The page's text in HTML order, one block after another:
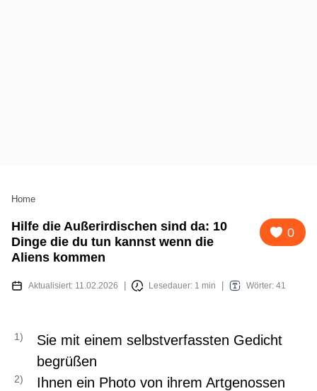
Home
0
Hilfe die Außerirdischen sind da: 10
Dinge die du tun kannst wenn die
Aliens kommen
Aktualisiert: 11.02.2026 Lesedauer: 1 min Wörter: 41
Sie mit einem selbstverfassten Gedicht
begrüßen
Ihnen ein Photo von ihrem Artgenossen